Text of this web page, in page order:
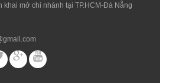
khai mở chi nhánh tại TP.HCM-Đà Nẵng